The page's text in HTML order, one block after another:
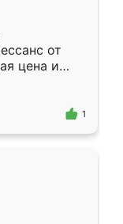
от
цена и
1